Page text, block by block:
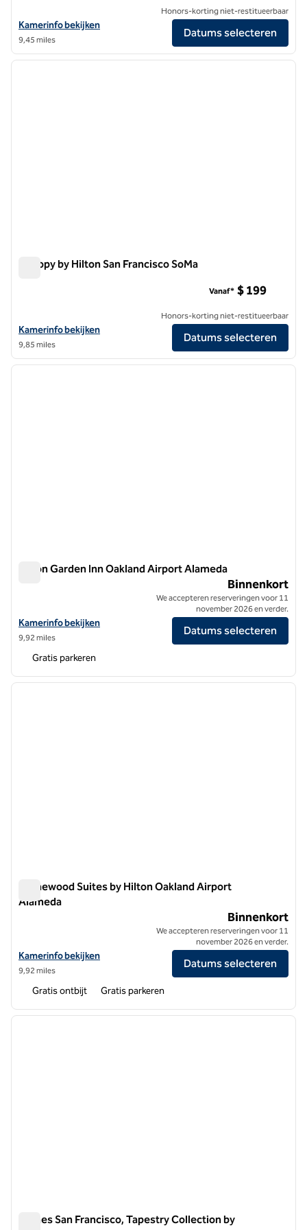
Bekijk hoteldetails voor Hilton San Francisco Financial District
Kamerinfo bekijken
9,45 miles
Honors-korting niet-restitueerbaar
Datums selecteren
1/12
1 van 12
Canopy by Hilton San Francisco SoMa
Bekijk hoteldetails voor Canopy by Hilton San Francisco SoMa
Kamerinfo bekijken
9,85 miles
Vanaf* $ 199
Honors-korting niet-restitueerbaar
Datums selecteren
1/8
1 van 8
Hilton Garden Inn Oakland Airport Alameda
Bekijk hoteldetails voor Hilton Garden Inn Oakland Airport Alameda
Kamerinfo bekijken
9,92 miles
Binnenkort
We accepteren reserveringen voor 11
november 2026 en verder.
Datums selecteren
Gratis parkeren
1 van 9
Homewood Suites by Hilton Oakland Airport
Alameda
Homewood Suites by Hilton Oakland Airport Alameda
Bekijk hoteldetails voor Homewood Suites by Hilton Oakland Airport
Kamerinfo bekijken
9,92 miles
Binnenkort
We accepteren reserveringen voor 11
november 2026 en verder.
Datums selecteren
Gratis ontbijt Gratis parkeren
1 van 12
Barnes San Francisco, Tapestry Collection by